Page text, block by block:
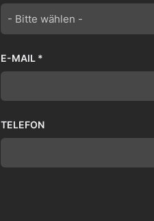
- Bitte wählen -
E-MAIL *
TELEFON